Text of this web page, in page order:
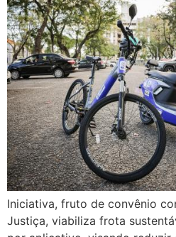
Iniciativa, fruto de convênio
Justiça, viabiliza frota